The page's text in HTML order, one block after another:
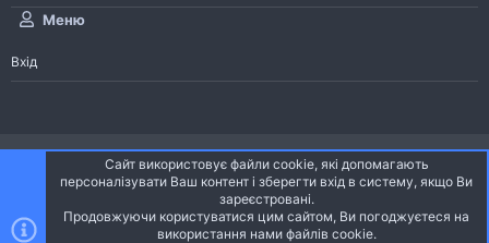
Меню
Вхід
Ніч Українська (UA)
Community platform by XenForo® © 2010-2026 XenForo Ltd.
Community platform by XenForo © 2010-2022 XenForo Ltd. | dev: Pages
Сайт використовує файли cookie, які допомагають
персоналізувати Ваш контент і зберегти вхід в систему, якщо Ви
зареєстровані.
Продовжуючи користуватися цим сайтом, Ви погоджуєтеся на
використання нами файлів cookie.